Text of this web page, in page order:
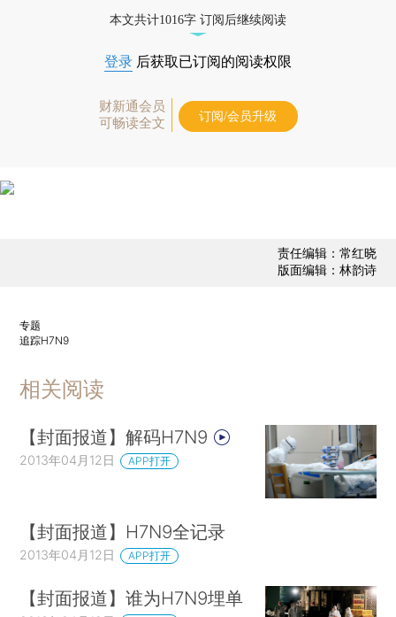
本文共计1016字 订阅后继续阅读
登录 后获取已订阅的阅读权限
财新通会员
可畅读全文
订阅/会员升级
责任编辑：常红晓
版面编辑：林韵诗
专题
追踪H7N9
相关阅读
【封面报道】解码H7N9
2013年04月12日 APP打开
【封面报道】H7N9全记录
2013年04月12日 APP打开
【封面报道】谁为H7N9埋单